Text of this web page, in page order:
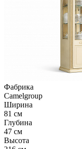
Фабрика
Camelgroup
Ширина
81 см
Глубина
47 см
Высота